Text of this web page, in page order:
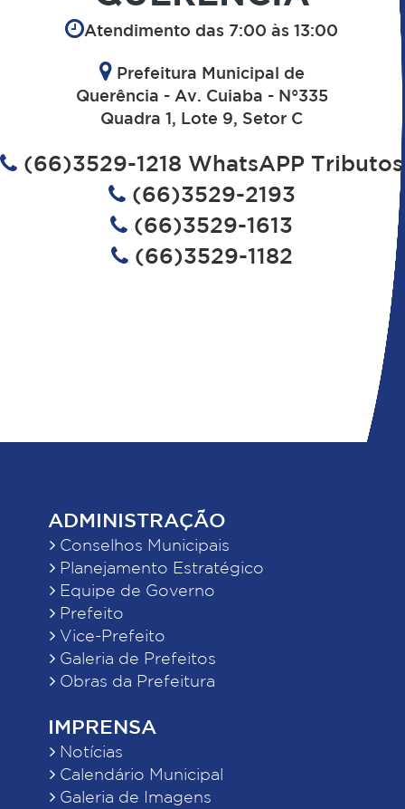
Atendimento das 7:00 às 13:00
Prefeitura Municipal de
Querência - Av. Cuiaba - N°335
Quadra 1, Lote 9, Setor C
(66)3529-1218 WhatsAPP Tributos
(66)3529-2193
(66)3529-1613
(66)3529-1182
ADMINISTRAÇÃO
Conselhos Municipais
Planejamento Estratégico
Equipe de Governo
Prefeito
Vice-Prefeito
Galeria de Prefeitos
Obras da Prefeitura
IMPRENSA
Notícias
Calendário Municipal
Galeria de Imagens